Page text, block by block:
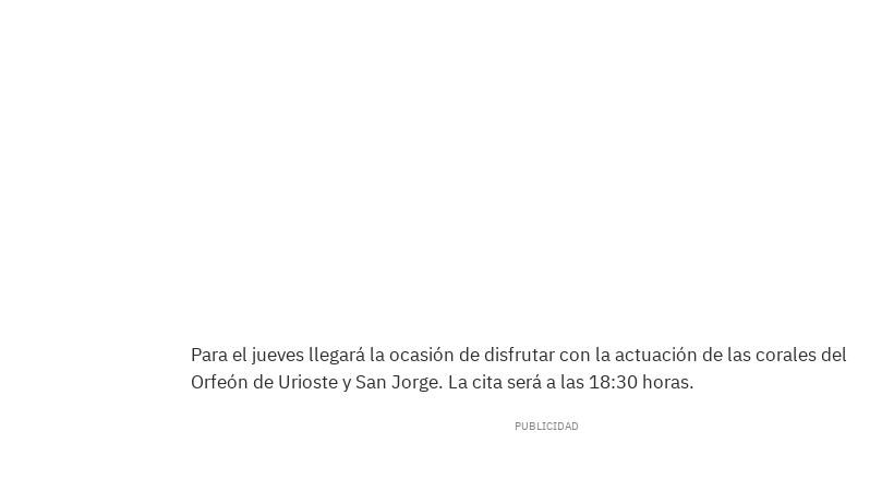
Para el jueves llegará la ocasión de disfrutar con la actuación de las corales del
Orfeón de Urioste y San Jorge. La cita será a las 18:30 horas.